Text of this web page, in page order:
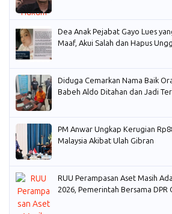
Dea Anak Pejabat Gayo Lues
Maaf, Akui Salah dan Hapus
Diduga Cemarkan Nama Baik
Babeh Aldo Ditahan dan Jadi
PM Anwar Ungkap Kerugian
Malaysia Akibat Ulah Gibran
RUU Perampasan Aset Masih
2026, Pemerintah Bersama DPR